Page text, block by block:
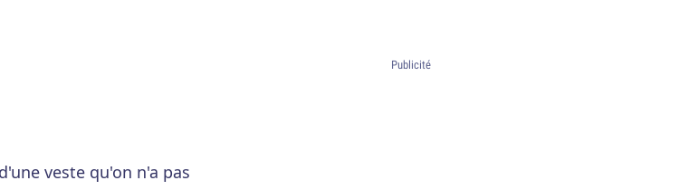
veste qu'on n'a pas